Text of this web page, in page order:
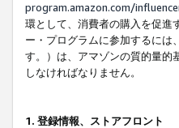
program.amazon.com/
環として、消費者の購入を促進
ー・プログラムに参加するには
す。）は、アマゾンの質的量的
しなければなりません。
1. 登録情報、ストアフロント